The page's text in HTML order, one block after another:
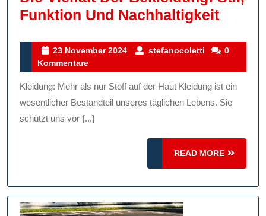
Funktion Und NachhaltigkeitDie
Der
Stil,
23 November 2024
23
2024
stefanocoletti stefanocoletti
0
Kommentare
Kleidung: Mehr als nur Stoff auf der Haut Kleidung ist ein
wesentlicher Bestandteil unseres täglichen Lebens. Sie
schützt uns vor {...}
READ MORE
READ
MORE